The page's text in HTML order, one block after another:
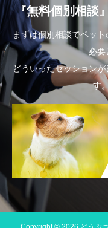
『無料個別相談
まずは個別相談でペッ
必要
どういったセッション
す